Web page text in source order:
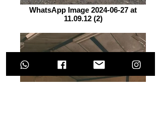
WhatsApp Image 2024-06-27 at
11.09.12 (2)